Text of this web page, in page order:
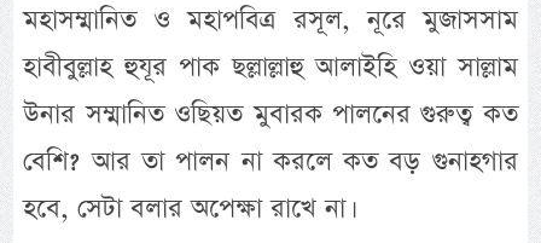
মহাসম্মানিত ও মহাপবিত্র রসূল, নূরে মুজাসসাম
হাবীবুল্লাহ হুযূর পাক ছল্লাল্লাহু আলাইহি ওয়া সাল্লাম
উনার সম্মানিত ওছিয়ত মুবারক পালনের গুরুত্ব কত
বেশি? আর তা পালন না করলে কত বড় গুনাহগার
হবে, সেটা বলার অপেক্ষা রাখে না।